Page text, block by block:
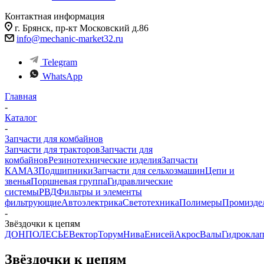
Контактная информация
г. Брянск, пр-кт Московский д.86
info@mechanic-market32.ru
Telegram
WhatsApp
Главная
-
Каталог
-
Запчасти для комбайнов
Запчасти для тракторовЗапчасти для
комбайновРезинотехнические изделияЗапчасти
КАМАЗПодшипникиЗапчасти для сельхозмашинЦепи и
звеньяПоршневая группаГидравлические
системыРВДФильтры и элементы
фильтрующиеАвтоэлектрикаСветотехникаПолимеры
-
Звёздочки к цепям
ДОНПОЛЕСЬЕВекторТорумНиваЕнисейАкросВалы
Звёздочки к цепям